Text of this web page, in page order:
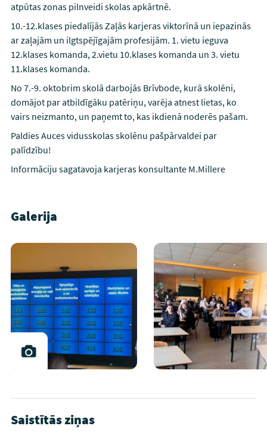
atpūtas zonas pilnveidi skolas apkārtnē.
10.-12.klases piedalījās Zaļās karjeras viktorīnā un iepazinās
ar zaļajām un ilgtspējīgajām profesijām. 1. vietu ieguva
12.klases komanda, 2.vietu 10.klases komanda un 3. vietu
11.klases komanda.
No 7.-9. oktobrim skolā darbojās Brīvbode, kurā skolēni,
domājot par atbildīgāku patēriņu, varēja atnest lietas, ko
vairs neizmanto, un paņemt to, kas ikdienā noderēs pašam.
Paldies Auces vidusskolas skolēnu pašpārvaldei par
palīdzību!
Informāciju sagatavoja karjeras konsultante M.Millere
Galerija
Saistītās ziņas